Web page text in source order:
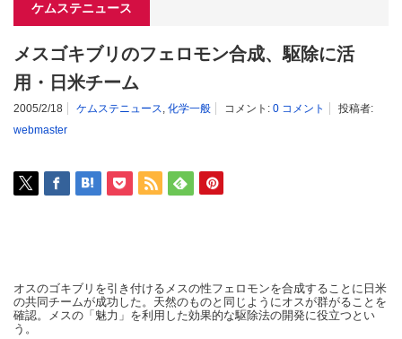
ケムステニュース
メスゴキブリのフェロモン合成、駆除に活
用・日米チーム
2005/2/18 ケムステニュース, 化学一般 コメント: 0 コメント
投稿者:
webmaster
オスのゴキブリを引き付けるメスの性フェロモンを合成することに日米
の共同チームが成功した。天然のものと同じようにオスが群がることを
確認。メスの「魅力」を利用した効果的な駆除法の開発に役立つとい
う。